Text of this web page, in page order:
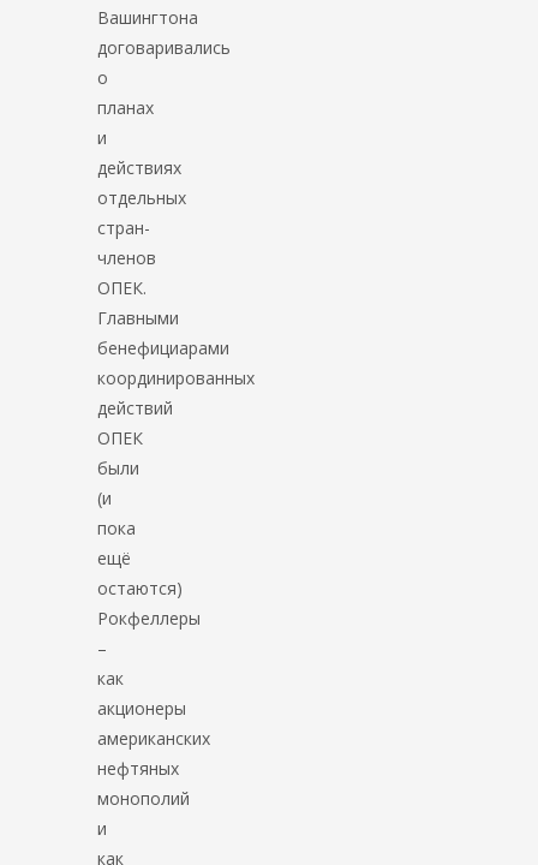
Вашингтона
договаривались
о
планах
и
действиях
отдельных
стран-
членов
ОПЕК.
Главными
бенефициарами
координированных
действий
ОПЕК
были
(и
пока
ещё
остаются)
Рокфеллеры
–
как
акционеры
американских
нефтяных
монополий
и
как